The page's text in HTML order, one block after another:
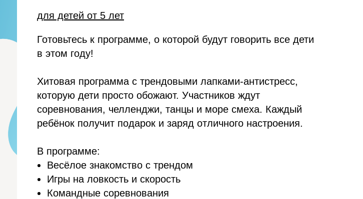
для детей от 5 лет
Готовьтесь к программе, о которой будут говорить все дети
в этом году!
Хитовая программа с трендовыми лапками-антистресс,
которую дети просто обожают. Участников ждут
соревнования, челленджи, танцы и море смеха. Каждый
ребёнок получит подарок и заряд отличного настроения.
В программе:
Весёлое знакомство с трендом
Игры на ловкость и скорость
Командные соревнования